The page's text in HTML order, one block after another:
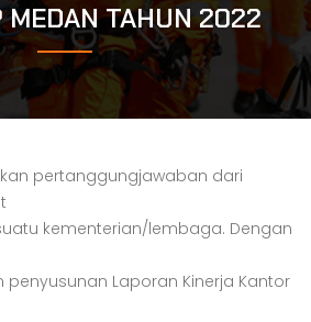
TAHUN 2022
pertanggungjawaban dari
kementerian/lembaga. Dengan
Laporan Kinerja Kantor